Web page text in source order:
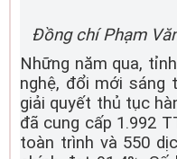
Đồng chí Phạm
Những năm qua,
nghệ, đổi mới sáng
giải quyết thủ tục
đã cung cấp 1.992
toàn trình và 550